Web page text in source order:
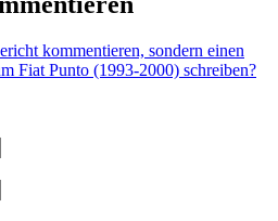
kommentieren, sondern einen
Fiat Punto (1993-2000) schreiben?